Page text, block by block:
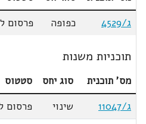
ג/4529
כפופה פרסום
תוכניות משנות
מס' תוכנית סוג יחס
סטטוס
ג/11047
שינוי
פרסום